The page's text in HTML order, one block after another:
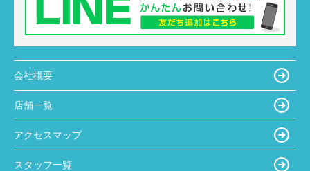
会社概要
店舗一覧
アクセスマップ
スタッフ一覧